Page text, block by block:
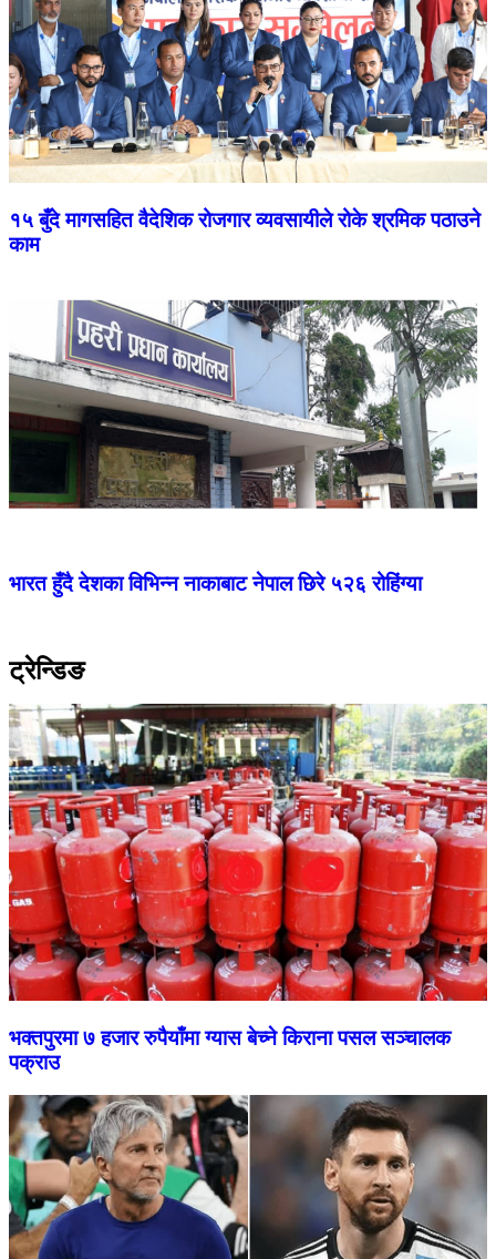
१५ बुँदे मागसहित वैदेशिक रोजगार व्यवसायीले रोके श्रमिक पठाउने
काम
भारत हुँदै देशका विभिन्न नाकाबाट नेपाल छिरे ५२६ रोहिंग्या
ट्रेन्डिङ
भक्तपुरमा ७ हजार रुपैयाँमा ग्यास बेच्ने किराना पसल सञ्चालक
पक्राउ